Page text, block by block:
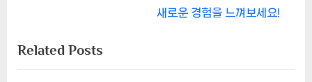
게
i
o
t
P
새로운 경험을 느껴보세요!
Related Posts